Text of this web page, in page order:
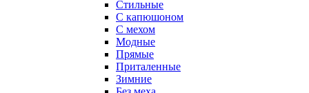
Стильные
С капюшоном
С мехом
Модные
Прямые
Приталенные
Зимние